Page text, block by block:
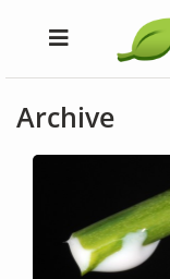
Archive